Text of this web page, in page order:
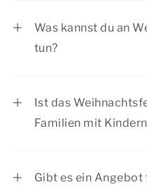
Was kannst du an
tun?
Ist das
Familien mit
Gibt es ein